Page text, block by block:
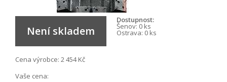
Není skladem
Dostupnost:
Šenov: 0 ks
Ostrava: 0 ks
Cena výrobce: 2 454 Kč
Vaše cena: